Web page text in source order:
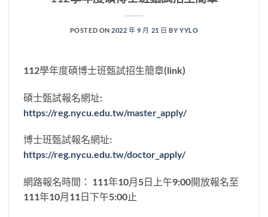
POSTED ON2022 年 9 月 21 日 BY YYLO
112學年度碩博士班甄試招生簡章(link)
碩士甄試報名網址:
https://reg.nycu.edu.tw/master_apply/
博士班甄試報名網址:
https://reg.nycu.edu.tw/doctor_apply/
網路報名時間： 111年10月5日上午9:00開放報名至
111年10月11日下午5:00止